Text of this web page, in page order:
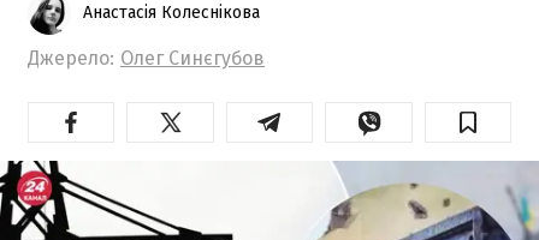
Анастасія Колеснікова
Джерело: Олег Синєгубов